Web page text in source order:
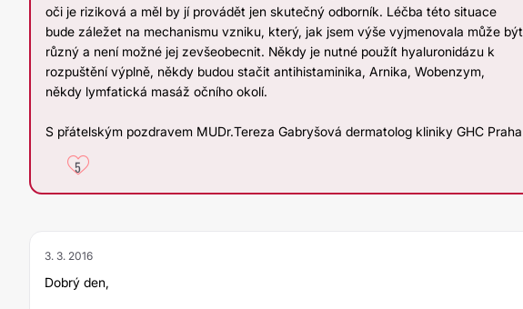
oči je riziková a měl by jí provádět jen skutečný odborník. Léčba této situace
bude záležet na mechanismu vzniku, který, jak jsem výše vyjmenovala může být
různý a není možné jej zevšeobecnit. Někdy je nutné použít hyaluronidázu k
rozpuštění výplně, někdy budou stačit antihistaminika, Arnika, Wobenzym,
někdy lymfatická masáž očního okolí.
S přátelským pozdravem MUDr.Tereza Gabryšová dermatolog kliniky GHC Praha
5
3. 3. 2016
Dobrý den,